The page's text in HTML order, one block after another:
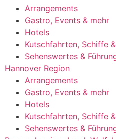
Arrangements
Gastro, Events & mehr
Hotels
Kutschfahrten, Schiffe
Sehenswertes &
Hannover Region
Arrangements
Gastro, Events & mehr
Hotels
Kutschfahrten, Schiffe
Sehenswertes &